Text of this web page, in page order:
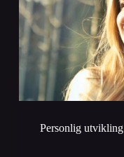
Personlig utvikling